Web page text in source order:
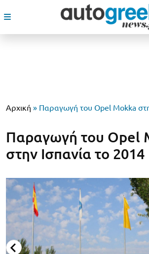
Αρχική » Παραγωγή του Opel Mokka
Παραγωγή του Opel
στην Ισπανία το 2014